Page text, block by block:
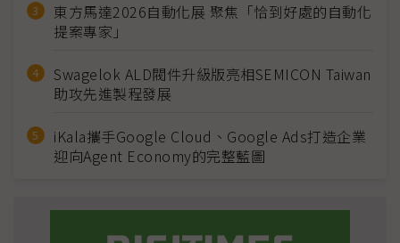
東方馬達2026自動化展 聚焦「恰到好處的自動化
提案專家」
Swagelok ALD閥件升級版亮相SEMICON Taiwan
助攻先進製程發展
iKala攜手Google Cloud、Google Ads打造企業
迎向Agent Economy的完整藍圖